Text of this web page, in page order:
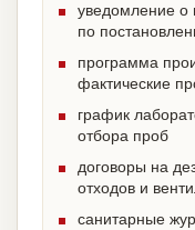
уведомление о
по
программа
фактические
график
отбора проб
договоры на
отходов и
санитарные